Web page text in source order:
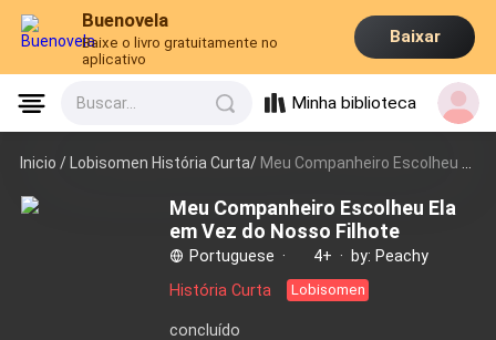
Buenovela
Baixe o livro gratuitamente no
aplicativo
Baixar
Buscar... Minha biblioteca
Inicio /Lobisomen História Curta/ Meu Companheiro Escolheu Ela em Vez do Nosso Filhote
Meu Companheiro Escolheu Ela
em Vez do Nosso Filhote
Portuguese · 4+ ·
by: Peachy
História Curta
Lobisomen
concluído